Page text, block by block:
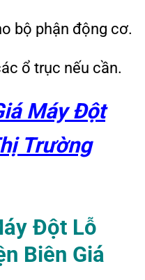
bộ phận động cơ.
ổ trục nếu cần.
Máy Đột
Trường
Đột Lỗ
Biên Giá